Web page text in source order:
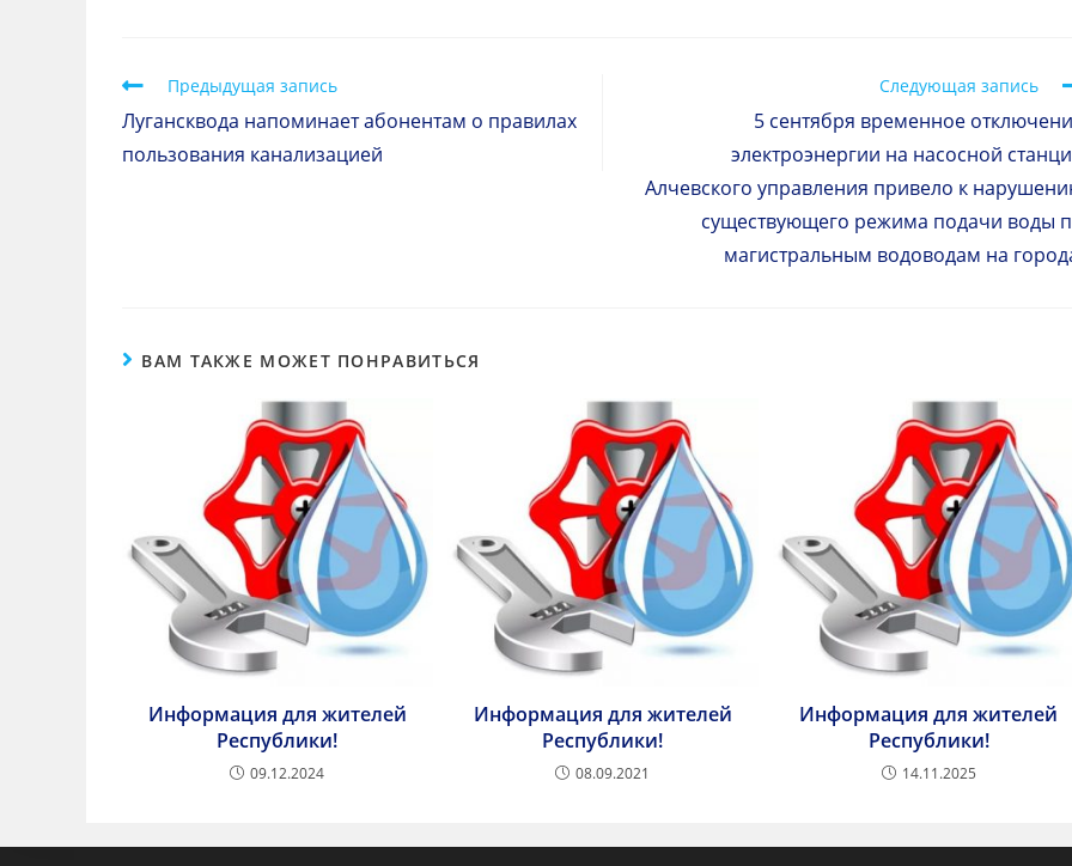
Предыдущая запись
Лугансквода напоминает абонентам о правилах
пользования канализацией
Следующая запись
5 сентября временное
электроэнергии на насосной
Алчевского управления привело к
существующего режима подачи воды
магистральным водоводам на
ВАМ ТАКЖЕ МОЖЕТ ПОНРАВИТЬСЯ
Информация для жителей
Республики!
09.12.2024
Информация для жителей
Республики!
08.09.2021
Информация для жителей
Республики!
14.11.2025